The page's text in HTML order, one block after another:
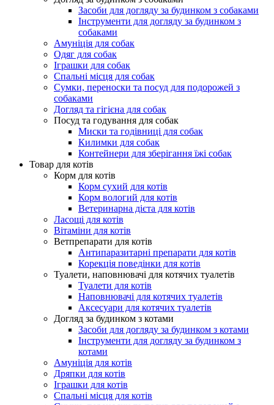
Засоби для догляду за будинком з собаками
Інструменти для догляду за будинком з
собаками
Амуніція для собак
Одяг для собак
Іграшки для собак
Спальні місця для собак
Сумки, переноски та посуд для подорожей з
собаками
Догляд та гігієна для собак
Посуд та годування для собак
Миски та годівниці для собак
Килимки для собак
Контейнери для зберігання їжі собак
Товар для котів
Корм для котів
Корм сухий для котів
Корм вологий для котів
Ветеринарна дієта для котів
Ласощі для котів
Вітаміни для котів
Ветпрепарати для котів
Антипаразитарні препарати для котів
Корекція поведінки для котів
Туалети, наповнювачі для котячих туалетів
Туалети для котів
Наповнювачі для котячих туалетів
Аксесуари для котячих туалетів
Догляд за будинком з котами
Засоби для догляду за будинком з котами
Інструменти для догляду за будинком з
котами
Амуніція для котів
Дряпки для котів
Іграшки для котів
Спальні місця для котів